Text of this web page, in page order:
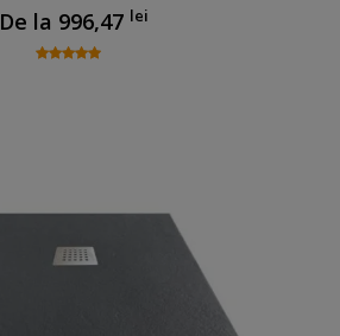
De la 996,47 lei